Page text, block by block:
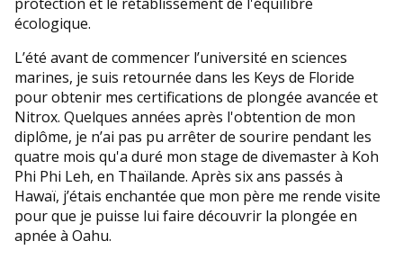
écologique.
L’été avant de commencer l’université en sciences
marines, je suis retournée dans les Keys de Floride
pour obtenir mes certifications de plongée avancée et
Nitrox. Quelques années après l'obtention de mon
diplôme, je n’ai pas pu arrêter de sourire pendant les
quatre mois qu'a duré mon stage de divemaster à Koh
Phi Phi Leh, en Thaïlande. Après six ans passés à
Hawaï, j’étais enchantée que mon père me rende visite
pour que je puisse lui faire découvrir la plongée en
apnée à Oahu.